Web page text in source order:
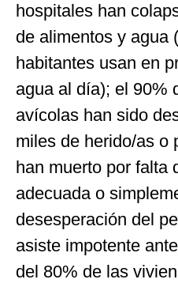
hospitales han
de alimentos y agua
habitantes usan en
agua al día); el 90%
avícolas han sido
miles de herido/as o
han muerto por falta
adecuada o
desesperación del
asiste impotente
del 80% de las